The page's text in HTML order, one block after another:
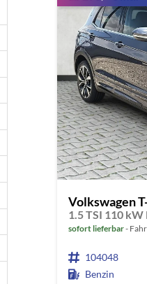
Volkswagen
1.5 TSI 110
sofort lieferbar
104048
Benzin